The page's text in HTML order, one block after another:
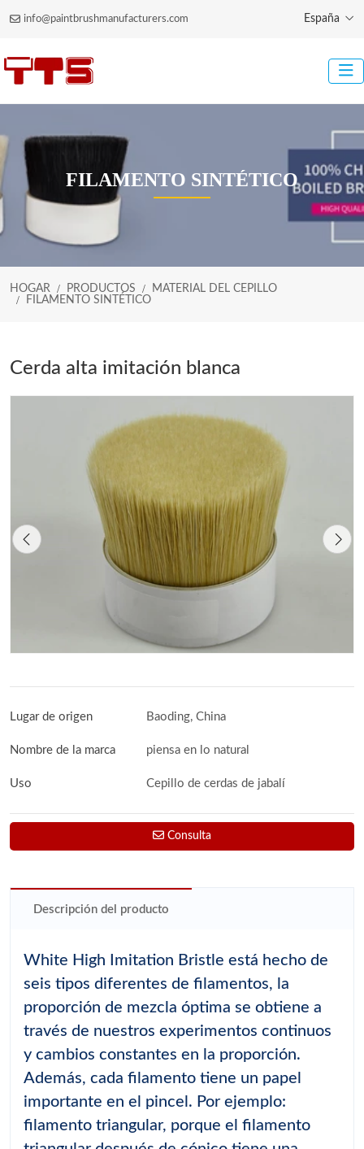
info@paintbrushmanufacturers.com España
FILAMENTO SINTÉTICO
HOGAR PRODUCTOS
MATERIAL DEL CEPILLO
FILAMENTO SINTÉTICO
Cerda alta imitación blanca
Lugar de origen Baoding, China
Nombre de la marca piensa en lo natural
Uso Cepillo de cerdas de jabalí
Consulta
Descripción del producto
White High Imitation Bristle está hecho de
seis tipos diferentes de filamentos, la
proporción de mezcla óptima se obtiene a
través de nuestros experimentos continuos
y cambios constantes en la proporción.
Además, cada filamento tiene un papel
importante en el pincel. Por ejemplo:
filamento triangular, porque el filamento